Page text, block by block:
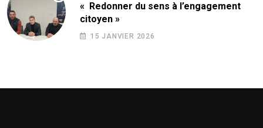
« Redonner du sens à l’engagement
citoyen »
15 JANVIER 2026